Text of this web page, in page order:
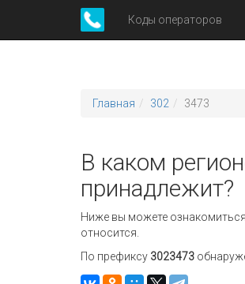
Коды операторов
Главная 302 3473
В каком
принадлежит?
Ниже вы можете
относится.
По префиксу 3023473